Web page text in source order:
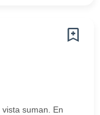
suman. En